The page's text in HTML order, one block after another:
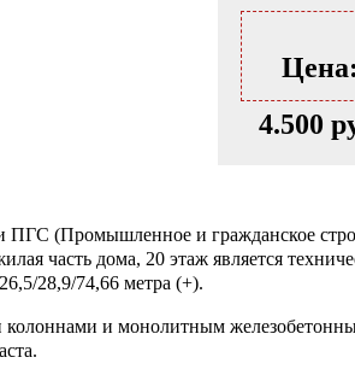
Цена:
4.500
(Промышленное и гражданское
часть дома, 20 этаж является
28,9/74,66 метра (+).
и монолитным